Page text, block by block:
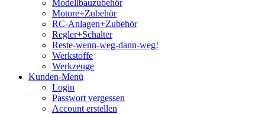
Modellbauzubehör
Motore+Zubehör
RC-Anlagen+Zubehör
Regler+Schalter
Reste-wenn-weg-dann-weg!
Werkstoffe
Werkzeuge
Kunden-Menü
Login
Passwort vergessen
Account erstellen